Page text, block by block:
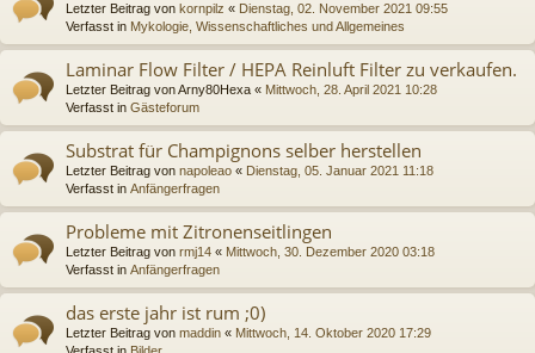
Letzter Beitrag von kornpilz « Dienstag, 02. November 2021 09:55
Verfasst in Mykologie, Wissenschaftliches und Allgemeines
Laminar Flow Filter / HEPA Reinluft Filter zu verkaufen.
Letzter Beitrag vonArny80Hexa « Mittwoch, 28. April 2021 10:28
Verfasst in Gästeforum
Substrat für Champignons selber herstellen
Letzter Beitrag von napoleao « Dienstag, 05. Januar 2021 11:18
Verfasst in Anfängerfragen
Probleme mit Zitronenseitlingen
Letzter Beitrag von rmj14 « Mittwoch, 30. Dezember 2020 03:18
Verfasst in Anfängerfragen
das erste jahr ist rum ;0)
Letzter Beitrag von maddin « Mittwoch, 14. Oktober 2020 17:29